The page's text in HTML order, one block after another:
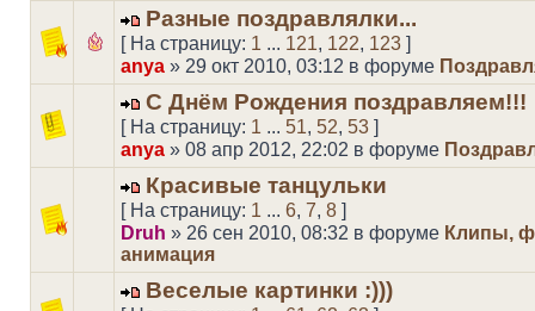
Разные поздравлялки...
[ На страницу: 1 ... 121, 122, 123 ]
anya » 29 окт 2010, 03:12 в форуме
С Днём Рождения поздравляем!!!
[ На страницу: 1 ... 51, 52, 53 ]
anya » 08 апр 2012, 22:02 в форуме
Красивые танцульки
[ На страницу: 1 ... 6, 7, 8 ]
Druh » 26 сен 2010, 08:32 в форуме Клипы,
анимация
Веселые картинки :)))